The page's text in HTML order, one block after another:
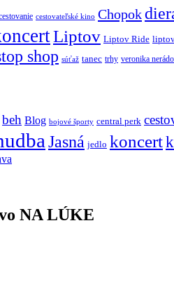
cestovateľské kino Chopok
Liptov Liptov Ride
shop súťaž tanec trhy veronika
beh Blog bojové športy central perk
Jasná jedlo koncert
NA LÚKE